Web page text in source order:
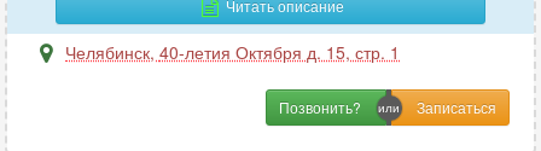
Читать описание
Челябинск, 40-летия Октября д. 15, стр. 1
Позвонить?